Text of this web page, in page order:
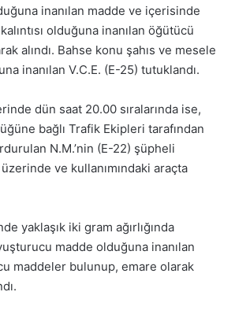
inanılan madde ve içerisinde
olduğuna inanılan öğütücü
alındı. Bahse konu şahıs ve mesele
inanılan V.C.E. (E-25) tutuklandı.
dün saat 20.00 sıralarında ise,
bağlı Trafik Ekipleri tarafından
N.M.’nin (E-22) şüpheli
ve kullanımındaki araçta
yaklaşık iki gram ağırlığında
madde olduğuna inanılan
maddeler bulunup, emare olarak